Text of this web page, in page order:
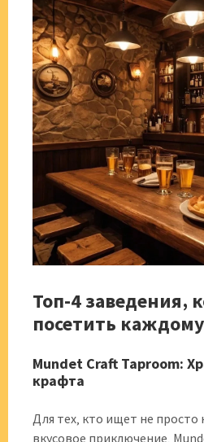
Топ-4 заведения‚
посетить каждому
Mundet Craft Taproom:
крафта
Для тех‚ кто ищет не просто
вкусовое приключение‚